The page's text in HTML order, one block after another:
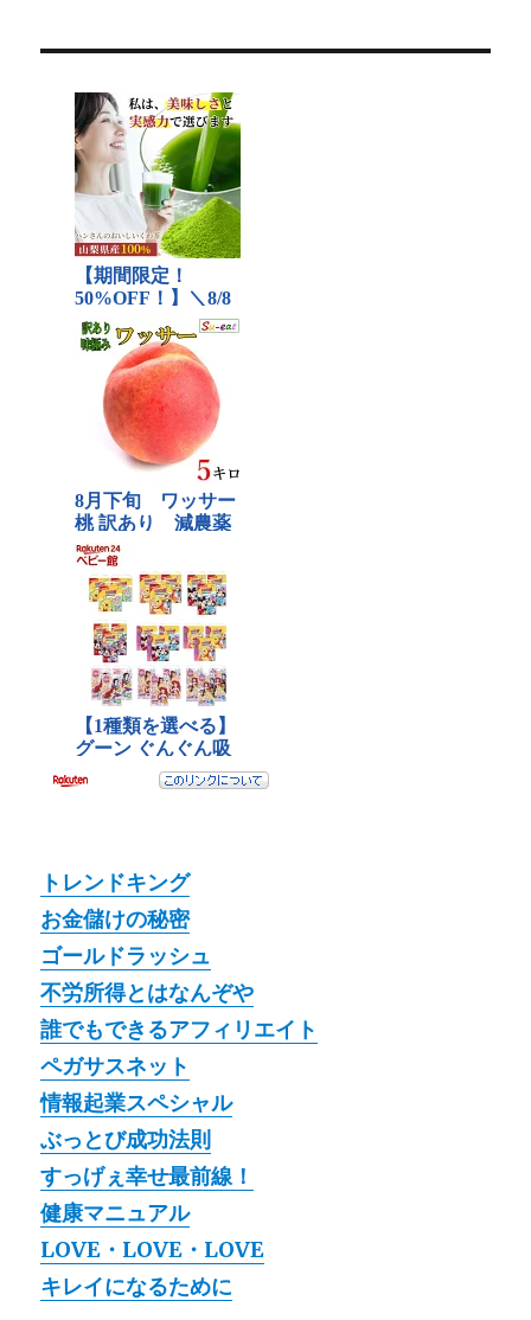
トレンドキング
お金儲けの秘密
ゴールドラッシュ
不労所得とはなんぞや
誰でもできるアフィリエイト
ペガサスネット
情報起業スペシャル
ぶっとび成功法則
すっげぇ幸せ最前線！
健康マニュアル
LOVE・LOVE・LOVE
キレイになるために